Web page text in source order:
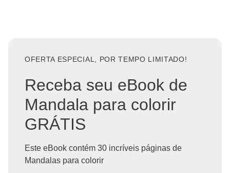
OFERTA ESPECIAL, POR TEMPO LIMITADO!
Receba seu eBook de
Mandala para colorir
GRÁTIS
Este eBook contém 30 incríveis páginas de
Mandalas para colorir